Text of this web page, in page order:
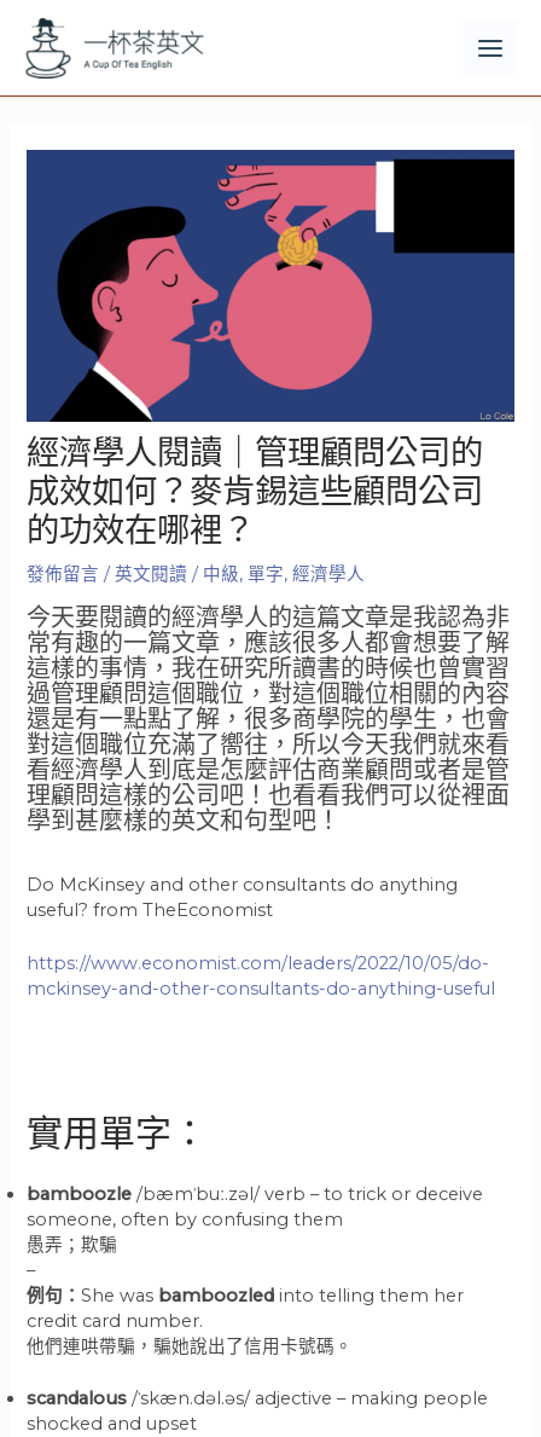
經濟學人閱讀｜管理顧問公司的
成效如何？麥肯錫這些顧問公司
的功效在哪裡？
發佈留言 /英文閱讀 / 中級,單字,經濟學人
今天要閱讀的經濟學人的這篇文章是我認為非
常有趣的一篇文章，應該很多人都會想要了解
這樣的事情，我在研究所讀書的時候也曾實習
過管理顧問這個職位，對這個職位相關的內容
還是有一點點了解，很多商學院的學生，也會
對這個職位充滿了嚮往，所以今天我們就來看
看經濟學人到底是怎麼評估商業顧問或者是管
理顧問這樣的公司吧！也看看我們可以從裡面
學到甚麼樣的英文和句型吧！
Do McKinsey and other consultants do anything
useful? from TheEconomist
https://www.economist.com/leaders/2022/10/05/do-
mckinsey-and-other-consultants-do-anything-useful
實用單字：
bamboozle /bæmˈbuː.zəl/ verb – to trick or deceive
someone, often by confusing them
愚弄；欺騙
–
例句：She was bamboozled into telling them her
credit card number.
他們連哄帶騙，騙她說出了信用卡號碼。
scandalous /ˈskæn.dəl.əs/ adjective – making people
shocked and upset